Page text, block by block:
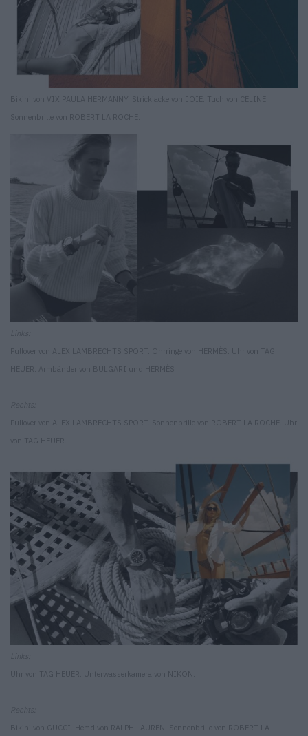
Bikini von VIX PAULA HERMANNY. Strickjacke von JOIE. Tuch von CELINE.
Sonnenbrille von ROBERT LA ROCHE.
Pullover von ALEX LAMBRECHTS SPORT. Ohrringe von HERMÈS. Uhr von TAG
HEUER. Armbänder von BULGARI und HERMÈS
Pullover von ALEX LAMBRECHTS SPORT. Sonnenbrille von ROBERT LA ROCHE. Uhr
von TAG HEUER.
Uhr von TAG HEUER. Unterwasserkamera von NIKON.
Bikini von GUCCI. Hemd von RALPH LAUREN. Sonnenbrille von ROBERT LA